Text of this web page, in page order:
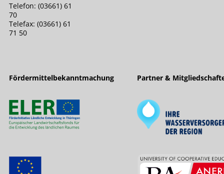
Telefon: (03661) 61
70
Telefax: (03661) 61
71 50
Fördermittelbekanntmachung Partner &